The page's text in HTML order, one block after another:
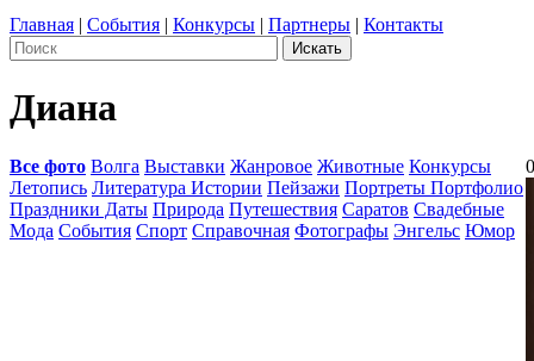
Главная | События | Конкурсы | Партнеры | Контакты
Диана
Все фото Волга Выставки Жанровое Животные Конкурсы
Летопись Литература Истории Пейзажи Портреты Портфолио
Праздники Даты Природа Путешествия Саратов Свадебные
Мода События Спорт Справочная Фотографы Энгельс Юмор